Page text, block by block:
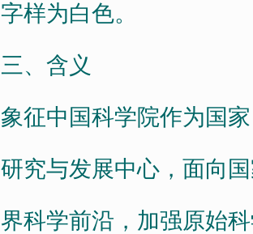
字样为白色。
三、含义
象征中国科学院作为国
研究与发展中心，面向
界科学前沿，加强原始